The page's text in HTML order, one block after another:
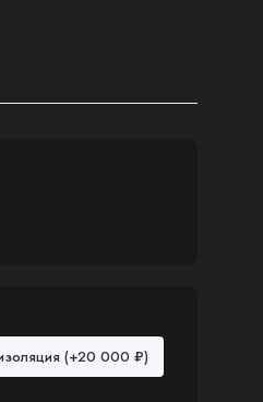
(+20 000 ₽)